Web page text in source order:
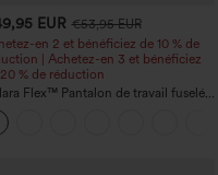
+1
EUR €53,95 EUR
en 2 et bénéficiez de 10 % de
| Achetez-en 3 et bénéficiez
% de réduction
Flex™ Pantalon de travail fuselé,
taille haute, avec poches